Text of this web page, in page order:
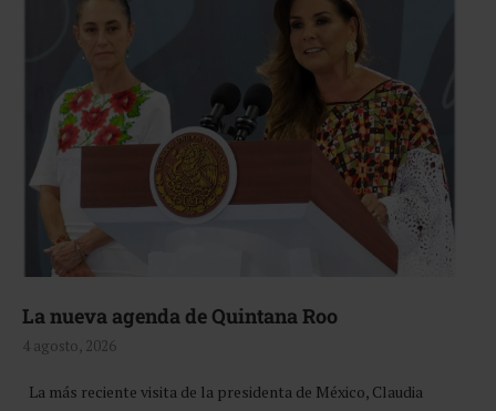
La nueva agenda de Quintana Roo
4 agosto, 2026
La más reciente visita de la presidenta de México, Claudia